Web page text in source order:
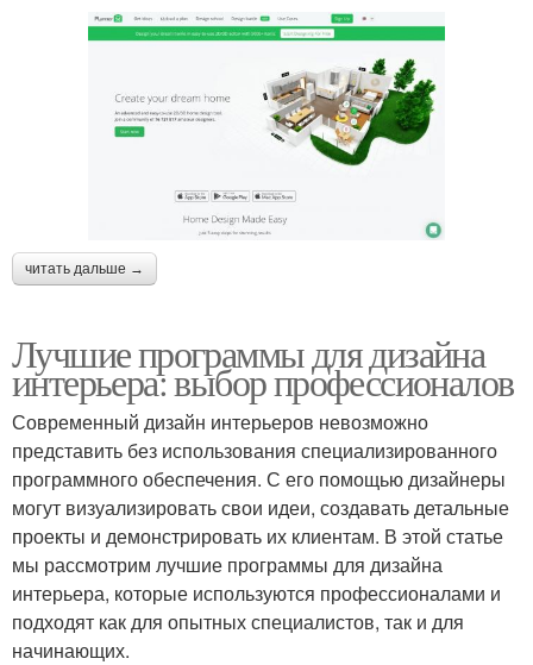
читать дальше →
Лучшие программы для дизайна
интерьера: выбор профессионалов
Современный дизайн интерьеров невозможно
представить без использования специализированного
программного обеспечения. С его помощью дизайнеры
могут визуализировать свои идеи, создавать детальные
проекты и демонстрировать их клиентам. В этой статье
мы рассмотрим лучшие программы для дизайна
интерьера, которые используются профессионалами и
подходят как для опытных специалистов, так и для
начинающих.